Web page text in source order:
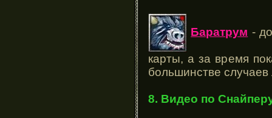
Баратрум -
карты, а за время
большинстве случаев
8. Видео по